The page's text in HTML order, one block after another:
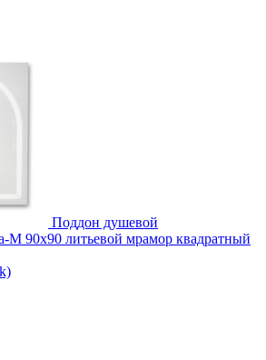
Поддон душевой
M 90x90 литьевой мрамор квадратный